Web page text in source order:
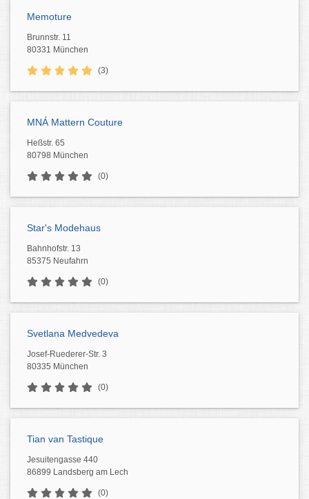
Memoture
Brunnstr. 11
80331 München
(3)
MNÁ Mattern Couture
Heßstr. 65
80798 München
(0)
Star's Modehaus
Bahnhofstr. 13
85375 Neufahrn
(0)
Svetlana Medvedeva
Josef-Ruederer-Str. 3
80335 München
(0)
Tian van Tastique
Jesuitengasse 440
86899 Landsberg am Lech
(0)